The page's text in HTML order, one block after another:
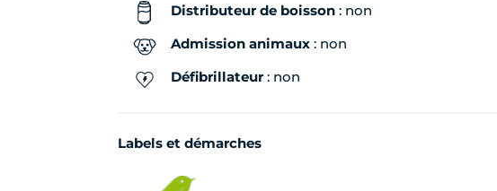
Distributeur de boisson: non
Admission animaux: non
Défibrillateur: non
Labels et démarches